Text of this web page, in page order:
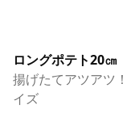
ロングポテト20㎝
揚げたてアツアツ
イズ